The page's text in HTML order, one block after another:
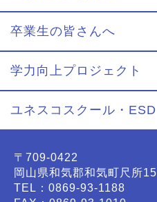
卒業生の皆さんへ
学力向上プロジェクト
ユネスコスクール・ESD
〒709-0422
岡山県和気郡和気町尺所15
TEL：0869-93-1188